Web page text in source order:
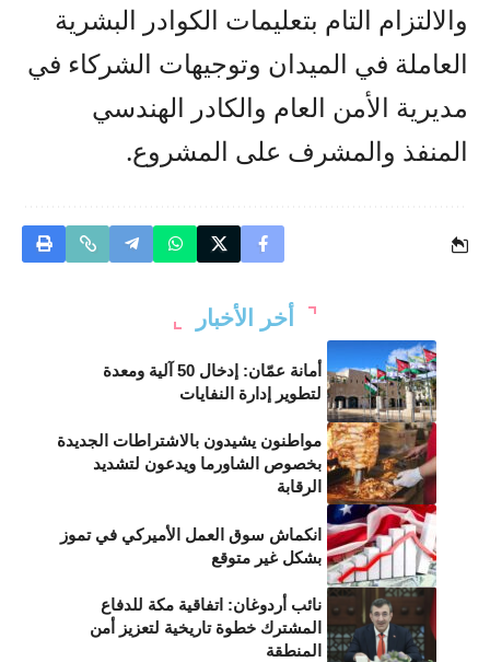
والالتزام التام بتعليمات الكوادر البشرية
العاملة في الميدان وتوجيهات الشركاء في
مديرية الأمن العام والكادر الهندسي
المنفذ والمشرف على المشروع.
أخر الأخبار
أمانة عمّان: إدخال 50 آلية ومعدة
لتطوير إدارة النفايات
مواطنون يشيدون بالاشتراطات الجديدة
بخصوص الشاورما ويدعون لتشديد
الرقابة
انكماش سوق العمل الأميركي في تموز
بشكل غير متوقع
نائب أردوغان: اتفاقية مكة للدفاع
المشترك خطوة تاريخية لتعزيز أمن
المنطقة